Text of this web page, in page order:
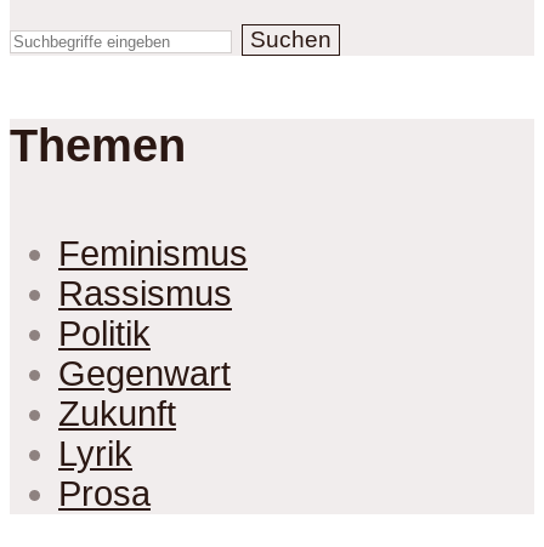
Suchen
Themen
Feminismus
Rassismus
Politik
Gegenwart
Zukunft
Lyrik
Prosa